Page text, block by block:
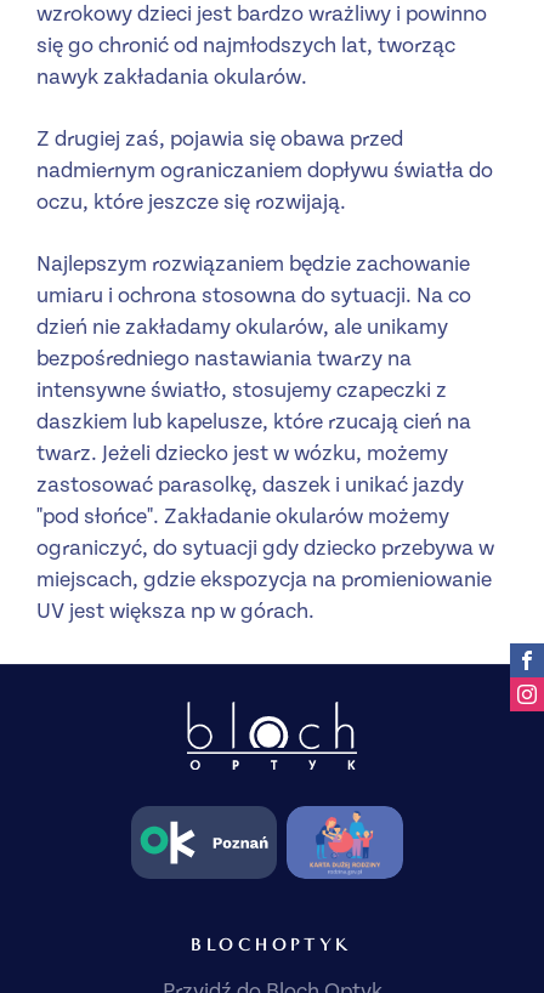
wzrokowy dzieci jest bardzo wrażliwy i powinno
się go chronić od najmłodszych lat, tworząc
nawyk zakładania okularów.
Z drugiej zaś, pojawia się obawa przed
nadmiernym ograniczaniem dopływu światła do
oczu, które jeszcze się rozwijają.
Najlepszym rozwiązaniem będzie zachowanie
umiaru i ochrona stosowna do sytuacji. Na co
dzień nie zakładamy okularów, ale unikamy
bezpośredniego nastawiania twarzy na
intensywne światło, stosujemy czapeczki z
daszkiem lub kapelusze, które rzucają cień na
twarz. Jeżeli dziecko jest w wózku, możemy
zastosować parasolkę, daszek i unikać jazdy
"pod słońce". Zakładanie okularów możemy
ograniczyć, do sytuacji gdy dziecko przebywa w
miejscach, gdzie ekspozycja na promieniowanie
UV jest większa np w górach.
BLOCHOPTYK